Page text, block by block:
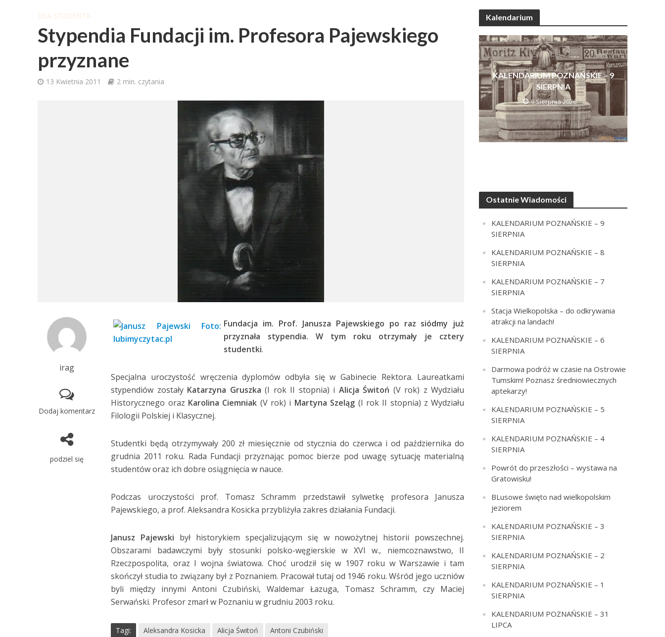
DLA STUDENTA
Stypendia Fundacji im. Profesora Pajewskiego
przyznane
13 Kwietnia 2011 2 min. czytania
irag
Dodaj komentarz
podziel się
Fundacja im. Prof. Janusza Pajewskiego po raz siódmy już
przyznała stypendia. W tym roku otrzymały je cztery
studentki.
Specjalna uroczystość wręczenia dyplomów odbyła się w Gabinecie Rektora. Laureatkami
stypendiów zostały Katarzyna Gruszka (I rok II stopnia) i Alicja Świtoń (V rok) z Wydziału
Historycznego oraz Karolina Ciemniak (V rok) i Martyna Szeląg (I rok II stopnia) z Wydziału
Filologii Polskiej i Klasycznej.
Studentki będą otrzymywały 200 zł miesięcznie od stycznia do czerwca i od października do
grudnia 2011 roku. Rada Fundacji przyznając pomoc bierze pod uwagę sytuację materialną
studentów oraz ich dobre osiągnięcia w nauce.
Podczas uroczystości prof. Tomasz Schramm przedstawił sylwetkę profesora Janusza
Pajewskiego, a prof. Aleksandra Kosicka przybliżyła zakres działania Fundacji.
Janusz Pajewski był historykiem specjalizującym się w nowożytnej historii powszechnej.
Obszarami badawczymi były stosunki polsko-węgierskie w XVI w., niemcoznawstwo, II
Rzeczpospolita, oraz I wojna światowa. Choć urodził się w 1907 roku w Warszawie i tam
skończył studia to związany był z Poznaniem. Pracował tutaj od 1946 roku. Wśród jego uczniów
byli między innymi Antoni Czubiński, Waldemar Łazuga, Tomasz Schramm, czy Maciej
Serwański. Profesor zmarł w Poznaniu w grudniu 2003 roku.
Tagi: Aleksandra Kosicka Alicja Świtoń
Antoni Czubiński
Kalendarium
KALENDARIUM POZNAŃSKIE – 9
SIERPNIA
9 Sierpnia 2026
Ostatnie Wiadomości
KALENDARIUM POZNAŃSKIE – 9
SIERPNIA
KALENDARIUM POZNAŃSKIE – 8
SIERPNIA
KALENDARIUM POZNAŃSKIE – 7
SIERPNIA
Stacja Wielkopolska – do odkrywania
atrakcji na landach!
KALENDARIUM POZNAŃSKIE – 6
SIERPNIA
Darmowa podróż w czasie na Ostrowie
Tumskim! Poznasz średniowiecznych
aptekarzy!
KALENDARIUM POZNAŃSKIE – 5
SIERPNIA
KALENDARIUM POZNAŃSKIE – 4
SIERPNIA
Powrót do przeszłości – wystawa na
Gratowisku!
BLusowe święto nad wielkopolskim
jeziorem
KALENDARIUM POZNAŃSKIE – 3
SIERPNIA
KALENDARIUM POZNAŃSKIE – 2
SIERPNIA
KALENDARIUM POZNAŃSKIE – 1
SIERPNIA
KALENDARIUM POZNAŃSKIE – 31
LIPCA